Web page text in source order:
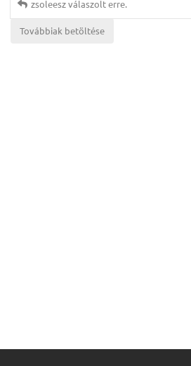
zsoleeszválaszolt erre.
Továbbiak betöltése